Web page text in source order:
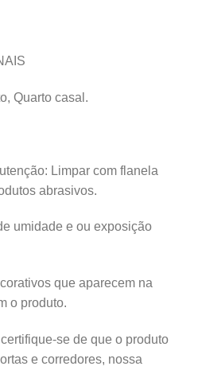
Quarto casal.
Limpar com flanela
abrasivos.
umidade e ou exposição
que aparecem na
o produto.
se de que o produto
e corredores, nossa